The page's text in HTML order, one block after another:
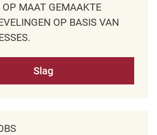
MAAT GEMAAKTE
OP BASIS VAN
Slag